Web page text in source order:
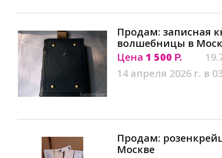
Продам: записная
волшебницы в
Цена 1 500 Р.
14 апреля 2026 г. в
Продам:
Москве